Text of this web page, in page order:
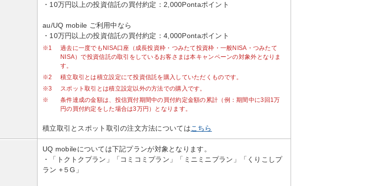
・10万円以上の投資信託の買付約定：2,000Pontaポイント
au/UQ mobile ご利用中なら
・10万円以上の投資信託の買付約定：4,000Pontaポイント
※1
過去に一度でもNISA口座（成長投資枠・つみたて投資枠・一般NISA・つみたて
NISA）で投資信託の取引をしているお客さまは本キャンペーンの対象外となりま
す。
※2
積立取引とは積立設定にて投資信託を購入していただくものです。
※3
スポット取引とは積立設定以外の方法での購入です。
※
条件達成の金額は、投信買付期間中の買付約定金額の累計（例：期間中に3回1万
円の買付約定をした場合は3万円）となります。
積立取引とスポット取引の注文方法についてはこちら
UQ mobileについては下記プランが対象となります。
・「トクトクプラン」「コミコミプラン」「ミニミニプラン」「くりこしプ
ラン +５G」